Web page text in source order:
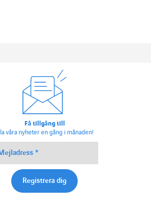
Få tillgång till
våra nyheter en gång i månaden!